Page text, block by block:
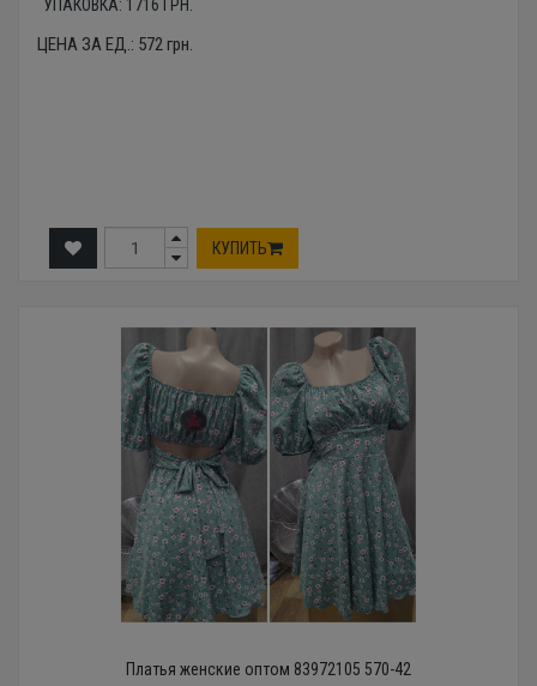
УПАКОВКА: 1716 ГРН.
ЦЕНА ЗА ЕД.: 572грн.
КУПИТЬ
Платья женские оптом 83972105 570-42